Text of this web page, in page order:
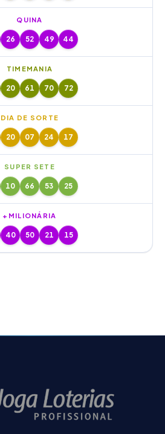
QUINA
26 52 49 44
TIMEMANIA
20 61 70 72
DIA DE SORTE
20 07 24 17
SUPER SETE
10 66 53 25
+MILIONÁRIA
40 50 21 15